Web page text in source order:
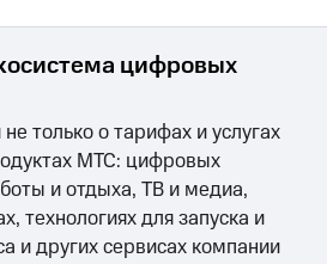
цифровых
только о тарифах и услугах
МТС: цифровых
и отдыха, ТВ и медиа,
технологиях для запуска и
и других сервисах компании